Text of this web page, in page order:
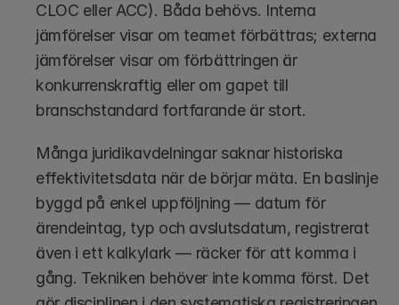
CLOC eller ACC). Båda behövs. Interna
jämförelser visar om teamet förbättras; externa
jämförelser visar om förbättringen är
konkurrenskraftig eller om gapet till
branschstandard fortfarande är stort.
Många juridikavdelningar saknar historiska
effektivitetsdata när de börjar mäta. En baslinje
byggd på enkel uppföljning — datum för
ärendeintag, typ och avslutsdatum, registrerat
även i ett kalkylark — räcker för att komma i
gång. Tekniken behöver inte komma först. Det